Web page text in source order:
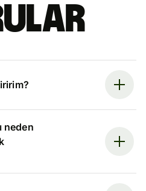
neden